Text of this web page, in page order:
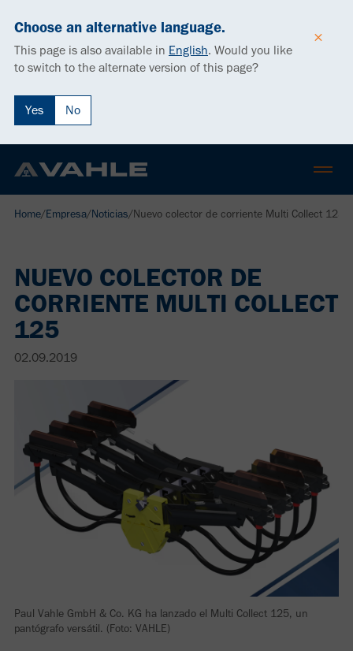
Choose an alternative language.
This page is also available in English. Would you like
to switch to the alternate version of this page?
Yes No
Home/Empresa/Noticias/Nuevo colector de corriente Multi Collect 125
NUEVO COLECTOR DE
CORRIENTE MULTI COLLECT
125
02.09.2019
Paul Vahle GmbH & Co. KG ha lanzado el Multi Collect 125, un
pantógrafo versátil. (Foto: VAHLE)